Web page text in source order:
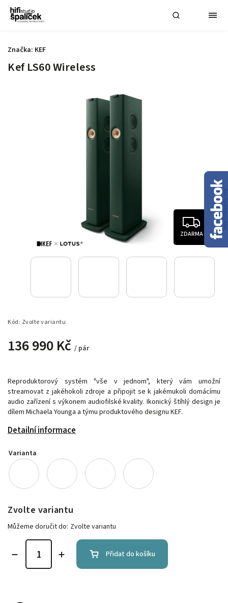
Kef LS60 Wireless
ZDARMA
Kód: Zvolte variantu
136 990 Kč / pár
Reproduktorový systém "vše v jednom", který vám umožní
streamovat z jakéhokoli zdroje a připojit se k jakémukoli domácímu
audio zařízení s výkonem audiofilské kvality. Ikonický štíhlý design je
dílem Michaela Younga a týmu produktového designu KEF.
Detailní informace
Značka: KEF
Varianta
Zvolte variantu
Můžeme doručit do: Zvolte variantu
Přidat do košíku